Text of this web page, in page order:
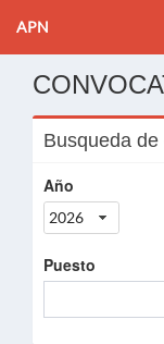
APN
Busqueda
Año
2026
Puesto